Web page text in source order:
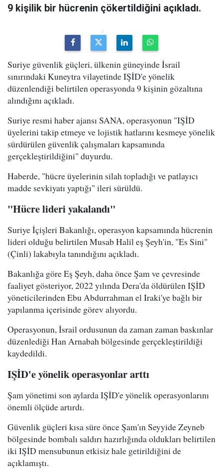
9 kişilik bir hücrenin çökertildiğini açıkladı.
Suriye güvenlik güçleri, ülkenin güneyinde İsrail
sınırındaki Kuneytra vilayetinde IŞİD'e yönelik
düzenlendiği belirtilen operasyonda 9 kişinin gözaltına
alındığını açıkladı.
Suriye resmi haber ajansı SANA, operasyonun "IŞİD
üyelerini takip etmeye ve lojistik hatlarını kesmeye yönelik
sürdürülen güvenlik çalışmaları kapsamında
gerçekleştirildiğini" duyurdu.
Haberde, "hücre üyelerinin silah topladığı ve patlayıcı
madde sevkiyatı yaptığı" ileri sürüldü.
"Hücre lideri yakalandı"
Suriye İçişleri Bakanlığı, operasyon kapsamında hücrenin
lideri olduğu belirtilen Musab Halil eş Şeyh'in, "Es Sini"
(Çinli) lakabıyla tanındığını açıkladı.
Bakanlığa göre Eş Şeyh, daha önce Şam ve çevresinde
faaliyet gösteriyor, 2022 yılında Dera'da öldürülen IŞİD
yöneticilerinden Ebu Abdurrahman el Iraki'ye bağlı bir
yapılanma içerisinde görev alıyordu.
Operasyonun, İsrail ordusunun da zaman zaman baskınlar
düzenlediği Han Arnabah bölgesinde gerçekleştirildiği
kaydedildi.
IŞİD'e yönelik operasyonlar arttı
Şam yönetimi son aylarda IŞİD'e yönelik operasyonlarını
önemli ölçüde artırdı.
Güvenlik güçleri kısa süre önce Şam'ın Seyyide Zeyneb
bölgesinde bombalı saldırı hazırlığında oldukları belirtilen
iki IŞİD mensubunun etkisiz hale getirildiğini de
açıklamıştı.